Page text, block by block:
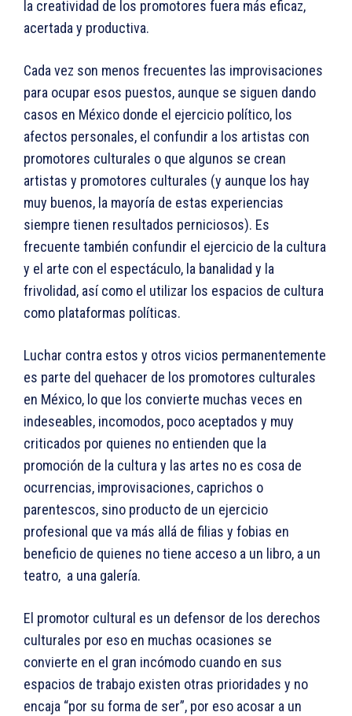
la creatividad de los promotores fuera más eficaz,
acertada y productiva.
Cada vez son menos frecuentes las improvisaciones
para ocupar esos puestos, aunque se siguen dando
casos en México donde el ejercicio político, los
afectos personales, el confundir a los artistas con
promotores culturales o que algunos se crean
artistas y promotores culturales (y aunque los hay
muy buenos, la mayoría de estas experiencias
siempre tienen resultados perniciosos). Es
frecuente también confundir el ejercicio de la cultura
y el arte con el espectáculo, la banalidad y la
frivolidad, así como el utilizar los espacios de cultura
como plataformas políticas.
Luchar contra estos y otros vicios permanentemente
es parte del quehacer de los promotores culturales
en México, lo que los convierte muchas veces en
indeseables, incomodos, poco aceptados y muy
criticados por quienes no entienden que la
promoción de la cultura y las artes no es cosa de
ocurrencias, improvisaciones, caprichos o
parentescos, sino producto de un ejercicio
profesional que va más allá de filias y fobias en
beneficio de quienes no tiene acceso a un libro, a un
teatro, a una galería.
El promotor cultural es un defensor de los derechos
culturales por eso en muchas ocasiones se
convierte en el gran incómodo cuando en sus
espacios de trabajo existen otras prioridades y no
encaja “por su forma de ser”, por eso acosar a un